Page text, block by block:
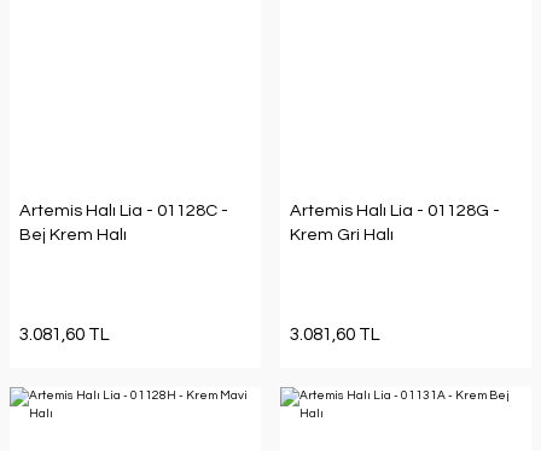
Artemis Halı Lia - 01128C -
Bej Krem Halı
3.081,60 TL
Artemis Halı Lia - 01128G -
Krem Gri Halı
3.081,60 TL